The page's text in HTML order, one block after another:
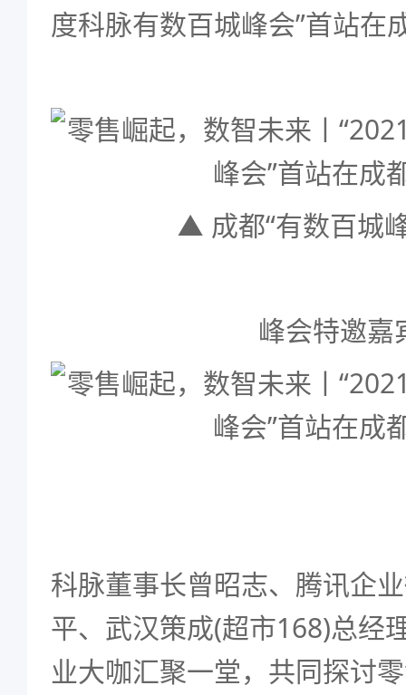
度科脉有数百城峰会”首站在
▲ 成都“有数百城
峰会特邀嘉
科脉董事长曾昭志、腾讯企
平、武汉策成(超市168)总经
业大咖汇聚一堂，共同探讨